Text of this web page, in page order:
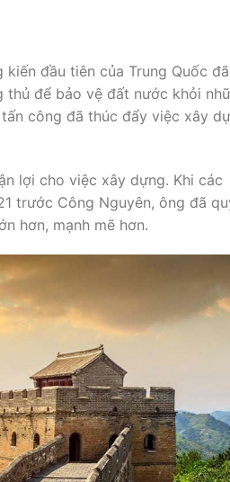
đầu tiên của Trung Quốc đã
để bảo vệ đất nước khỏi
công đã thúc đẩy việc xây
lợi cho việc xây dựng. Khi các
trước Công Nguyên, ông đã
hơn, mạnh mẽ hơn.